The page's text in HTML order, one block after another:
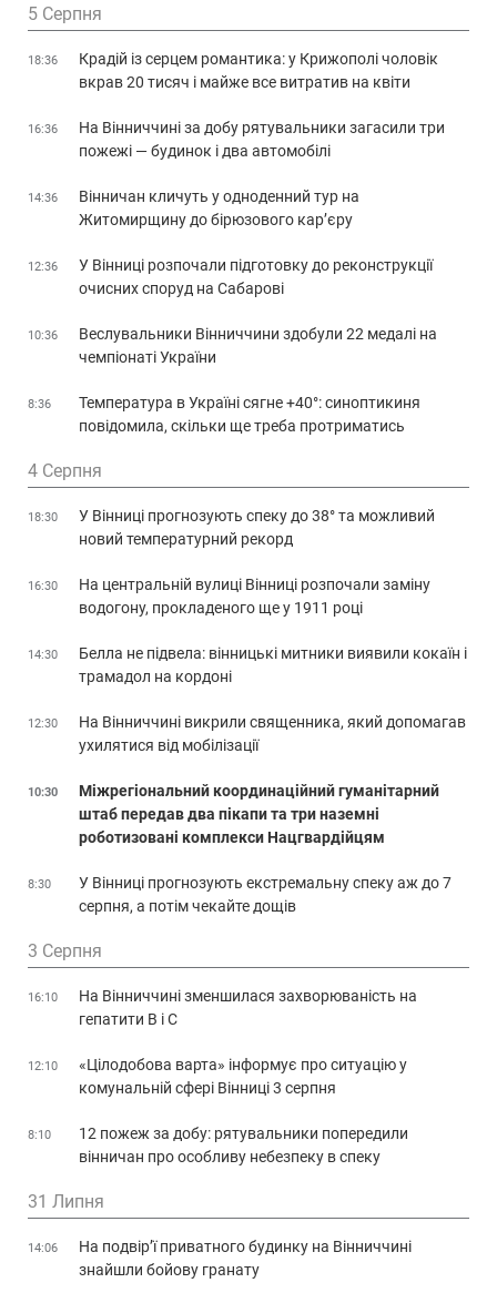
5 Серпня
18:36
Крадій із серцем романтика: у Крижополі чоловік
вкрав 20 тисяч і майже все витратив на квіти
16:36
На Вінниччині за добу рятувальники загасили три
пожежі — будинок і два автомобілі
14:36
Вінничан кличуть у одноденний тур на
Житомирщину до бірюзового кар’єру
12:36
У Вінниці розпочали підготовку до реконструкції
очисних споруд на Сабарові
10:36
Веслувальники Вінниччини здобули 22 медалі на
чемпіонаті України
8:36
Температура в Україні сягне +40°: синоптикиня
повідомила, скільки ще треба протриматись
4 Серпня
18:30
У Вінниці прогнозують спеку до 38° та можливий
новий температурний рекорд
16:30
На центральній вулиці Вінниці розпочали заміну
водогону, прокладеного ще у 1911 році
14:30
Белла не підвела: вінницькі митники виявили кокаїн і
трамадол на кордоні
12:30
На Вінниччині викрили священника, який допомагав
ухилятися від мобілізації
10:30
Міжрегіональний координаційний гуманітарний
штаб передав два пікапи та три наземні
роботизовані комплекси Нацгвардійцям
8:30
У Вінниці прогнозують екстремальну спеку аж до 7
серпня, а потім чекайте дощів
3 Серпня
16:10
На Вінниччині зменшилася захворюваність на
гепатити В і С
12:10
«Цілодобова варта» інформує про ситуацію у
комунальній сфері Вінниці 3 серпня
8:10
12 пожеж за добу: рятувальники попередили
вінничан про особливу небезпеку в спеку
31 Липня
14:06
На подвір’ї приватного будинку на Вінниччині
знайшли бойову гранату